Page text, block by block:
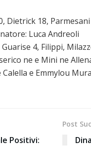
Dietrick 18,
Luca Andreoli
4, Filippi,
ne e Mini ne
e Emmylou Mura
Positivi:
Post